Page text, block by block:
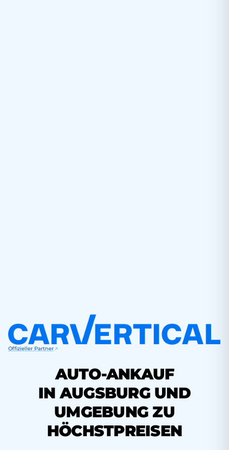
Offizieller Partner
AUTO-ANKAUF
IN AUGSBURG UND
UMGEBUNG ZU
HÖCHSTPREISEN